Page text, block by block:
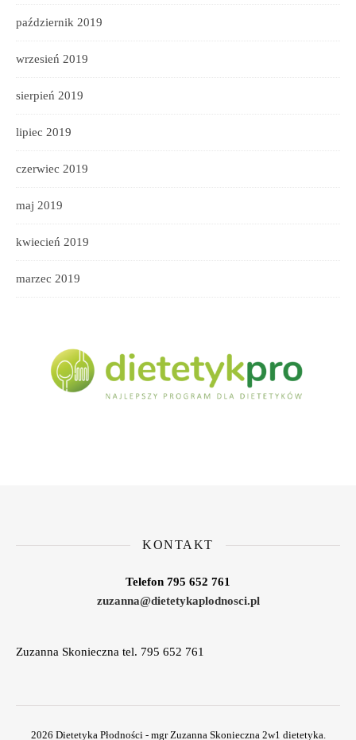
październik 2019
wrzesień 2019
sierpień 2019
lipiec 2019
czerwiec 2019
maj 2019
kwiecień 2019
marzec 2019
KONTAKT
Telefon 795 652 761
zuzanna@dietetykaplodnosci.pl
Zuzanna Skonieczna tel. 795 652 761
2026 Dietetyka Płodności - mgr Zuzanna Skonieczna 2w1 dietetyka.